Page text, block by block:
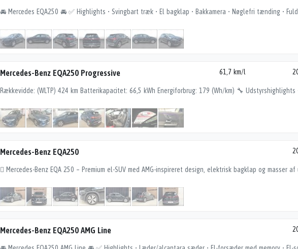
Mercedes-Benz EQA250 Progressive 61,7 km/l
Mercedes-Benz EQA250
Mercedes-Benz EQA250 AMG Line